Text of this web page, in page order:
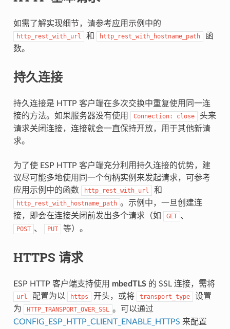
如需了解实现细节，请参考应用示例中的
http_rest_with_url 和 http_rest_with_hostname_path
函
数。
持久连接
持久连接是 HTTP 客户端在多次交换中重复使用同一连
接的方法。如果服务器没有使用
Connection: close
头来
请求关闭连接，连接就会一直保持开放，用于其他新请
求。
为了使 ESP HTTP 客户端充分利用持久连接的优势，建
议尽可能多地使用同一个句柄实例来发起请求，可参考
应用示例中的函数
http_rest_with_url 和
http_rest_with_hostname_path 。示例中，一旦创建连
接，即会在连接关闭前发出多个请求（如
GET 、
POST 、 PUT 等）。
HTTPS 请求
ESP HTTP 客户端支持使用 mbedTLS的 SSL 连接，需将
url 配置为以 https 开头，或将 transport_type
设置
为
HTTP_TRANSPORT_OVER_SSL 。可以通过
CONFIG_ESP_HTTP_CLIENT_ENABLE_HTTPS 来配置